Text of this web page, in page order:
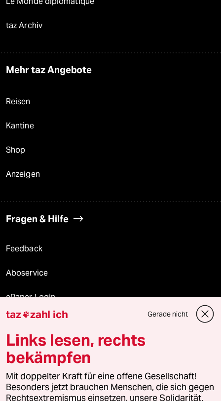
taz Archiv
Mehr taz Angebote
Reisen
Kantine
Shop
Anzeigen
Fragen & Hilfe
Feedback
Aboservice
ePaper Login
Downloads für Abonnierende
© 2026 taz Verlags und Vertriebs GmbH
Alle Rechte vorbehalten. Bei rechtlichen Fragen oder für Genehmigungen
wenden Sie sich bitte an
lizenzen@taz.de
taz zahl ich Gerade nicht
Links lesen, rechts
bekämpfen
Mit doppelter Kraft für eine offene Gesellschaft!
Besonders jetzt brauchen Menschen, die sich gegen
Rechtsextremismus einsetzen, unsere Solidarität.